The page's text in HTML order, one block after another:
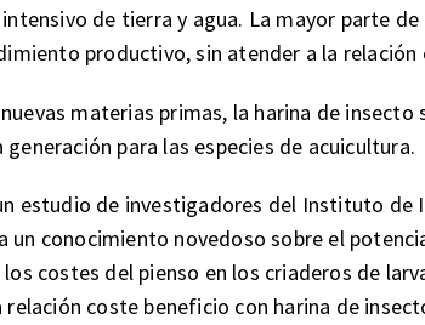
de tierra y agua. La mayor parte
productivo, sin atender a la
materias primas, la harina de
para las especies de acuicultura.
estudio de investigadores del Instituto de
un conocimiento novedoso sobre el
costes del pienso en los criaderos de
coste beneficio con harina de